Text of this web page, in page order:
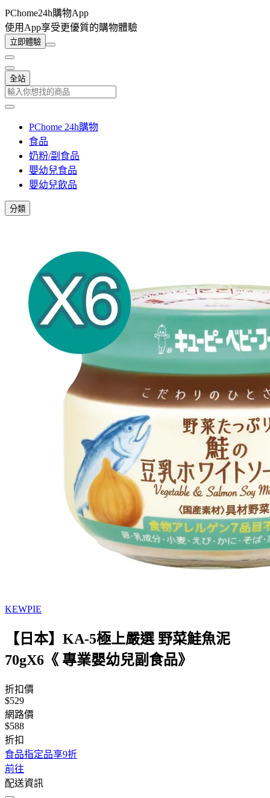
PChome24h購物App
使用App享受更優質的購物體驗
立即體驗
全站
PChome 24h購物
食品
奶粉/副食品
嬰幼兒食品
嬰幼兒飲品
分類
KEWPIE
【日本】KA-5極上嚴選 野菜鮭魚泥
70gX6《 專業嬰幼兒副食品》
折扣價
$529
網路價
$588
折扣
食品指定品享9折
前往
配送資訊